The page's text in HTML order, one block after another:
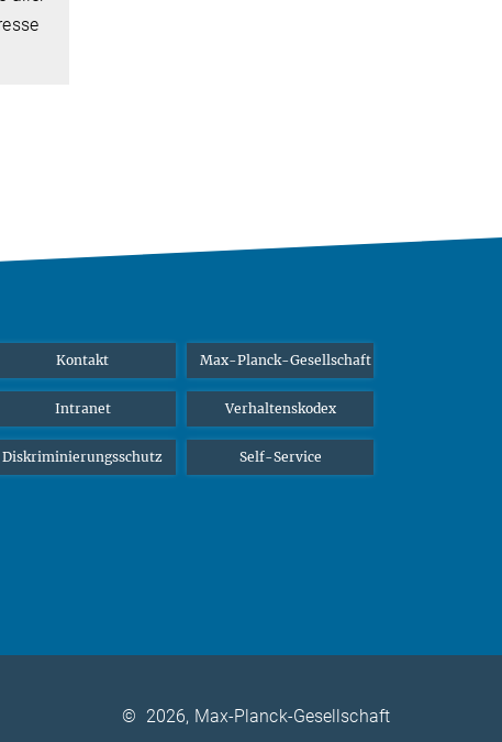
Kontakt Max-Planck-Gesellschaft
Intranet Verhaltenskodex
Diskriminierungsschutz Self-Service
© 2026, Max-Planck-Gesellschaft